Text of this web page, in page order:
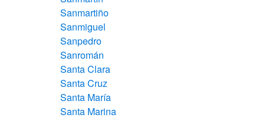
Sanmartiño
Sanmiguel
Sanpedro
Sanromán
Santa Clara
Santa Cruz
Santa María
Santa Marina